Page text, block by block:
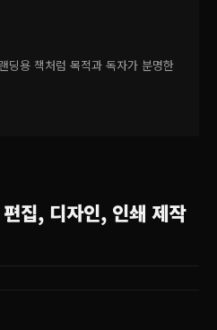
딩용 책처럼 목적과 독자가 분명한
집, 디자인, 인쇄 제작